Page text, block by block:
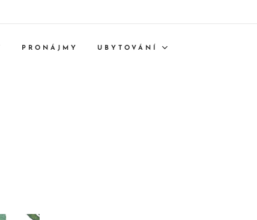
PRONÁJMY UBYTOVÁNÍ